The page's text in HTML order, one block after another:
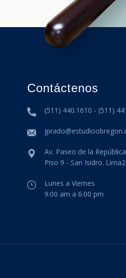
Contáctenos
(511) 440.1610 - (511)
Av. Paseo de la
Piso 9 - San Isidro.
Lunes a Viernes
9:00 am a 6:00 pm